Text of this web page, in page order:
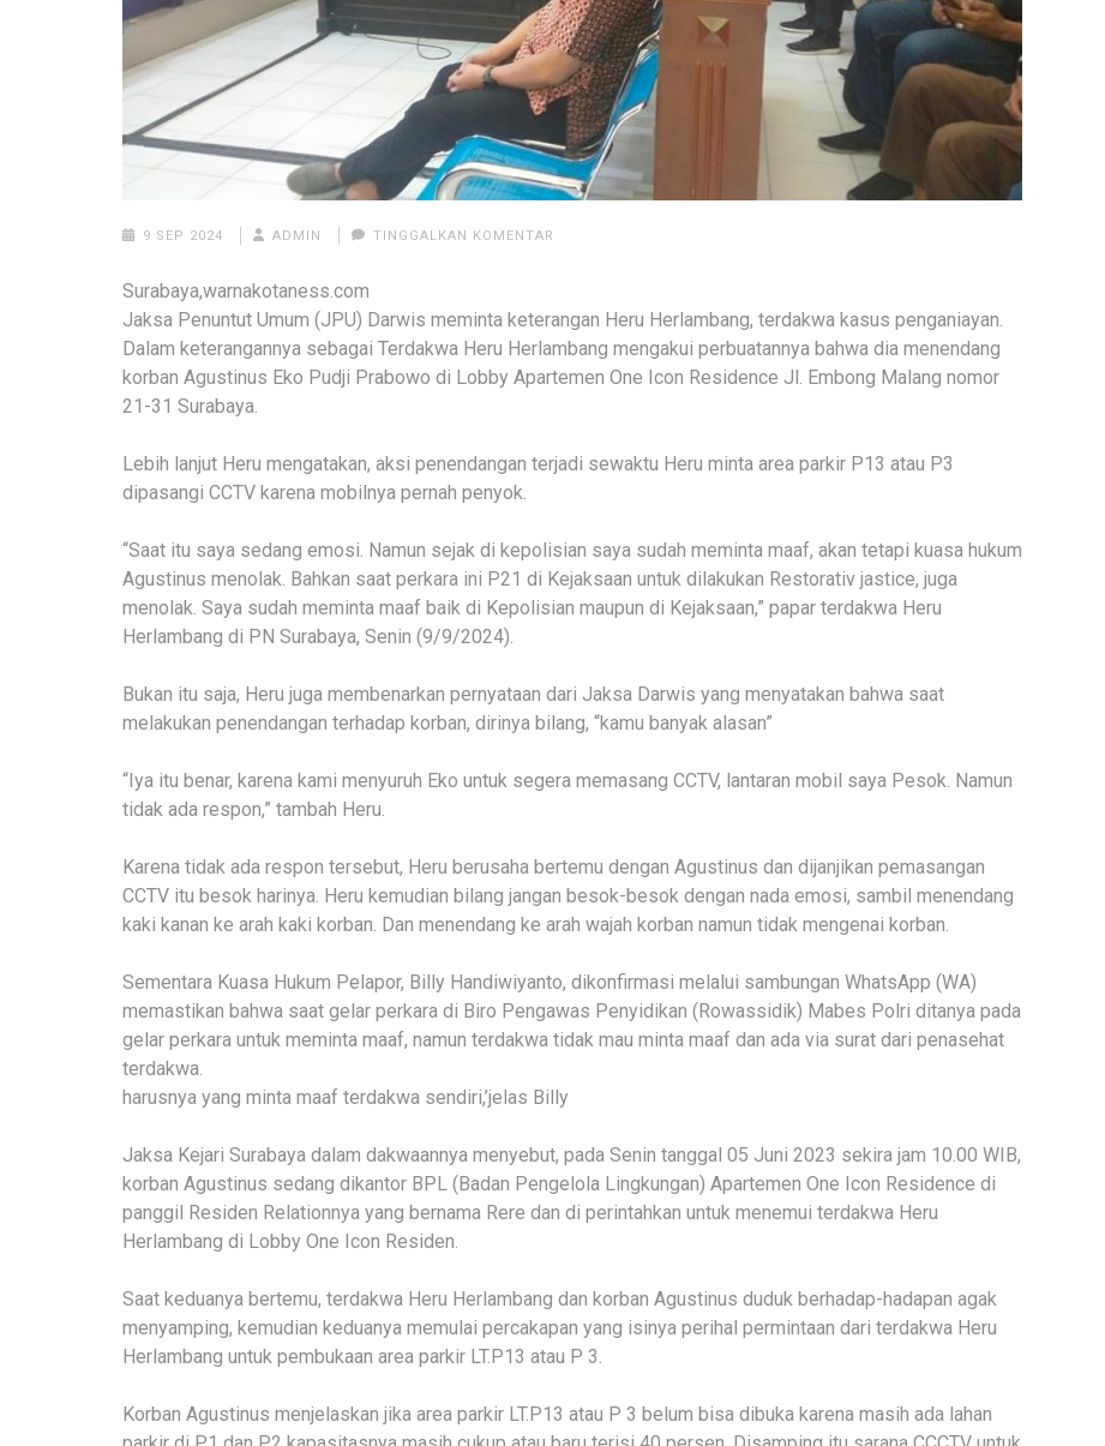
9 SEP 2024 ADMIN TINGGALKAN KOMENTAR
Surabaya,warnakotaness.com
Jaksa Penuntut Umum (JPU) Darwis meminta keterangan Heru Herlambang, terdakwa kasus penganiayan.
Dalam keterangannya sebagai Terdakwa Heru Herlambang mengakui perbuatannya bahwa dia menendang
korban Agustinus Eko Pudji Prabowo di Lobby Apartemen One Icon Residence Jl. Embong Malang nomor
21-31 Surabaya.
Lebih lanjut Heru mengatakan, aksi penendangan terjadi sewaktu Heru minta area parkir P13 atau P3
dipasangi CCTV karena mobilnya pernah penyok.
“Saat itu saya sedang emosi. Namun sejak di kepolisian saya sudah meminta maaf, akan tetapi kuasa hukum
Agustinus menolak. Bahkan saat perkara ini P21 di Kejaksaan untuk dilakukan Restorativ jastice, juga
menolak. Saya sudah meminta maaf baik di Kepolisian maupun di Kejaksaan,” papar terdakwa Heru
Herlambang di PN Surabaya, Senin (9/9/2024).
Bukan itu saja, Heru juga membenarkan pernyataan dari Jaksa Darwis yang menyatakan bahwa saat
melakukan penendangan terhadap korban, dirinya bilang, “kamu banyak alasan”
“Iya itu benar, karena kami menyuruh Eko untuk segera memasang CCTV, lantaran mobil saya Pesok. Namun
tidak ada respon,” tambah Heru.
Karena tidak ada respon tersebut, Heru berusaha bertemu dengan Agustinus dan dijanjikan pemasangan
CCTV itu besok harinya. Heru kemudian bilang jangan besok-besok dengan nada emosi, sambil menendang
kaki kanan ke arah kaki korban. Dan menendang ke arah wajah korban namun tidak mengenai korban.
Sementara Kuasa Hukum Pelapor, Billy Handiwiyanto, dikonfirmasi melalui sambungan WhatsApp (WA)
memastikan bahwa saat gelar perkara di Biro Pengawas Penyidikan (Rowassidik) Mabes Polri ditanya pada
gelar perkara untuk meminta maaf, namun terdakwa tidak mau minta maaf dan ada via surat dari penasehat
terdakwa.
harusnya yang minta maaf terdakwa sendiri,’jelas Billy
Jaksa Kejari Surabaya dalam dakwaannya menyebut, pada Senin tanggal 05 Juni 2023 sekira jam 10.00 WIB,
korban Agustinus sedang dikantor BPL (Badan Pengelola Lingkungan) Apartemen One Icon Residence di
panggil Residen Relationnya yang bernama Rere dan di perintahkan untuk menemui terdakwa Heru
Herlambang di Lobby One Icon Residen.
Saat keduanya bertemu, terdakwa Heru Herlambang dan korban Agustinus duduk berhadap-hadapan agak
menyamping, kemudian keduanya memulai percakapan yang isinya perihal permintaan dari terdakwa Heru
Herlambang untuk pembukaan area parkir LT.P13 atau P 3.
Korban Agustinus menjelaskan jika area parkir LT.P13 atau P 3 belum bisa dibuka karena masih ada lahan